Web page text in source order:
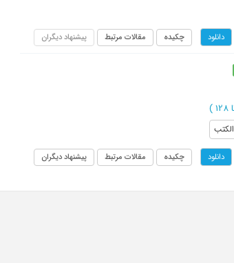
دانلود چکیده مقالات مرتبط پیشنهاد دیگران
)
الکتب
دانلود چکیده مقالات مرتبط پیشنهاد دیگران